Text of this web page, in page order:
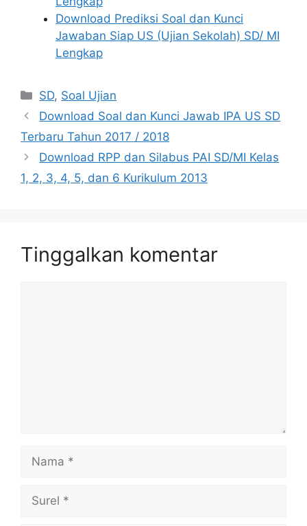
Download Prediksi Soal dan Kunci
Jawaban Siap US (Ujian Sekolah) SD/ MI
Lengkap
Kategori
SD, Soal Ujian
Download Soal dan Kunci Jawab IPA US SD
Terbaru Tahun 2017 / 2018
Download RPP dan Silabus PAI SD/MI Kelas
1, 2, 3, 4, 5, dan 6 Kurikulum 2013
Tinggalkan komentar